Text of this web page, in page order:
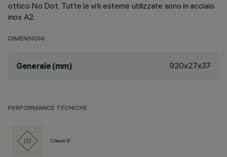
ottico No Dot. Tutte le viti esterne utilizzate sono in acciaio
inox A2.
DIMENSIONI
Generale (mm) 920x27x37
PERFORMANCE TECNICHE
Classe III